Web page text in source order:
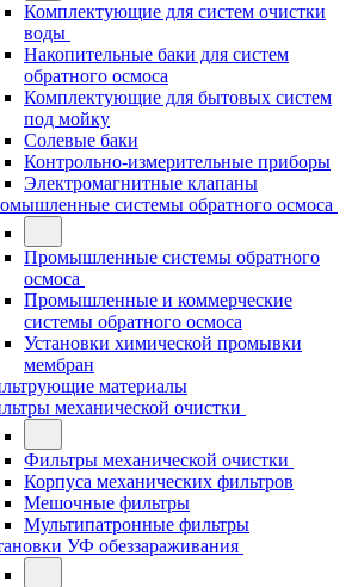
Комплектующие для систем очистки
воды
Накопительные баки для систем
обратного осмоса
Комплектующие для бытовых систем
под мойку
Солевые баки
Контрольно-измерительные приборы
Электромагнитные клапаны
системы обратного осмоса
Промышленные системы обратного
осмоса
Промышленные и коммерческие
системы обратного осмоса
Установки химической промывки
мембран
материалы
механической очистки
Фильтры механической очистки
Корпуса механических фильтров
Мешочные фильтры
Мультипатронные фильтры
УФ обеззараживания